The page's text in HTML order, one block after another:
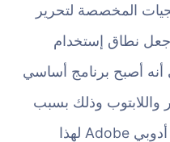
المخصصة لتحرير
نطاق إستخدام
أنه أصبح برنامج أساسي
وذلك بسبب
الدعم الكبير الذي توفره شركة أدوبي Adobe لهذا